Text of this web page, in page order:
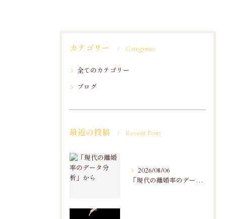
カテゴリー Categories
全てのカテゴリー
ブログ
最近の投稿 Recent Posts
2026/08/06
「現代の離婚率のデータ分析」から